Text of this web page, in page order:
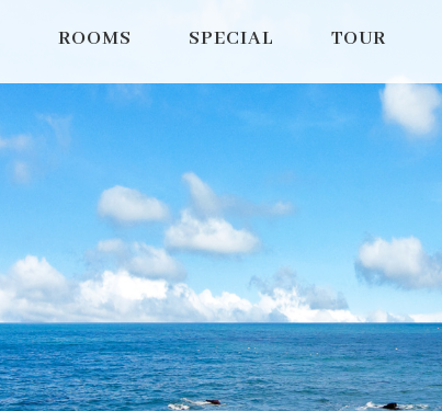
ROOMS SPECIAL TOUR